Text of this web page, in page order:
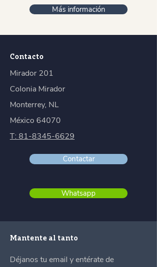
Más información
Contacto
Mirador 201
Colonia Mirador
Monterrey, NL
​México 64070
T: 81-8345-6629
Contactar
Whatsapp
Mantente al tanto
Déjanos tu email y entérate de